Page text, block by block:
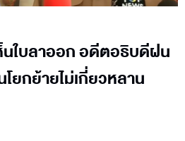
นใบลาออก อดีตอธิบดีฝน
ยกย้ายไม่เกี่ยวหลาน